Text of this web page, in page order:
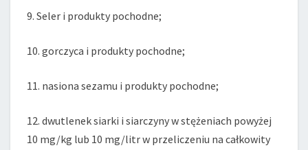
9. Seler i produkty pochodne;
10. gorczyca i produkty pochodne;
11. nasiona sezamu i produkty pochodne;
12. dwutlenek siarki i siarczyny w stężeniach powyżej
10 mg/kg lub 10 mg/litr w przeliczeniu na całkowity